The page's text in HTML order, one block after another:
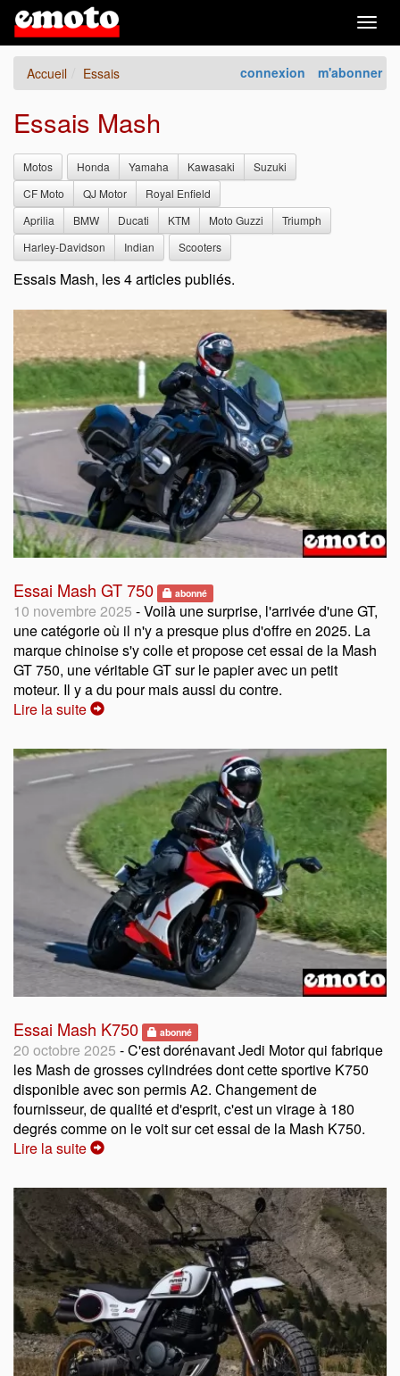
connexion m'abonner
Accueil Essais
Essais Mash
Motos Honda Yamaha Kawasaki
Suzuki
CF Moto
QJ Motor
Royal Enfield
Aprilia
BMW Ducati KTM Moto Guzzi
Triumph
Harley-Davidson
Indian Scooters
Essais Mash, les 4 articles publiés.
Essai Mash GT 750 abonné
10 novembre 2025 - Voilà une surprise, l'arrivée d'une GT,
une catégorie où il n'y a presque plus d'offre en 2025. La
marque chinoise s'y colle et propose cet essai de la Mash
GT 750, une véritable GT sur le papier avec un petit
moteur. Il y a du pour mais aussi du contre.
Lire la suite
Essai Mash K750 abonné
20 octobre 2025 - C'est dorénavant Jedi Motor qui fabrique
les Mash de grosses cylindrées dont cette sportive K750
disponible avec son permis A2. Changement de
fournisseur, de qualité et d'esprit, c'est un virage à 180
degrés comme on le voit sur cet essai de la Mash K750.
Lire la suite